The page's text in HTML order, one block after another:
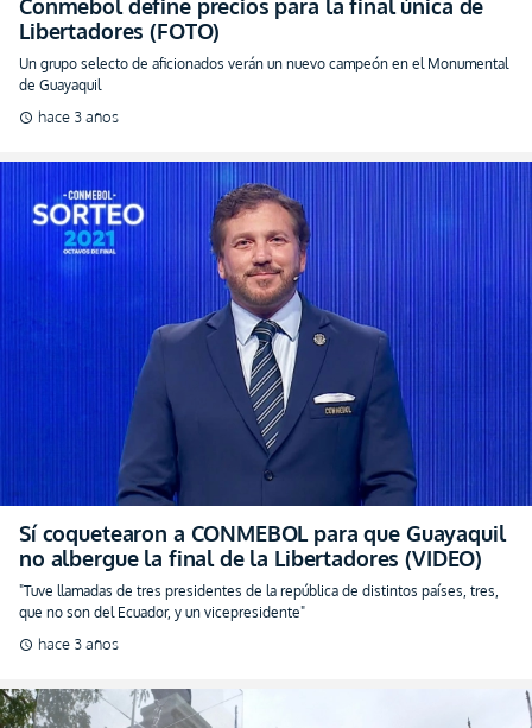
Sí coquetearon a CONMEBOL para que Guayaquil
no albergue la final de la Libertadores (VIDEO)
"Tuve llamadas de tres presidentes de la república de distintos países, tres,
que no son del Ecuador, y un vicepresidente"